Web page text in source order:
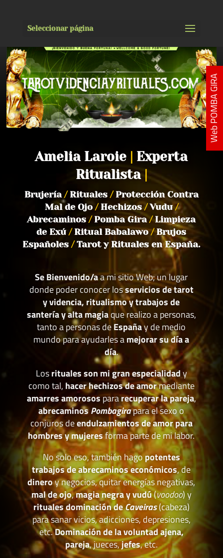
Seleccionar página
Amelia Laroie
Experta
Ritualista
Brujería /Rituales /Protección Contra
Mal de Ojo /Hechizos/Vudu/
Abrecaminos/Pomba Gira/Limpieza
de Exú/Ritual Babalawo/Brujos
Españoles/Tarot y Rituales en España.
Se Bienvenido/aa mi sitio Web; un lugar
donde poder conocer losservicios de tarot
y videncia, ritualismo y trabajos de
santería y alta magiaque realizo a personas,
tanto a personas deEspañay de medio
mundo para ayudarles amejorar su día a
día.
Losrituales son mi gran especialidady
como tal, hacer hechizos de amormediante
amarres amorosospararecuperar la pareja,
abrecaminosPombagirapara el sexo o
conjuros deendulzamientos de amor para
hombres y mujeresforma parte de mi labor.
No solo eso, también hagopotentes
trabajos de abrecaminos económicos, de
dineroy negocios, quitar energías negativas,
mal de ojo,magia negra y vudú(voodoo) y
rituales dominación deCaveiras(cabeza)
para sanar vicios, adicciones, depresiones,
etc.Dominación de la voluntad ajena,
pareja, jueces,jefes, etc.
Web POMBA GIRA